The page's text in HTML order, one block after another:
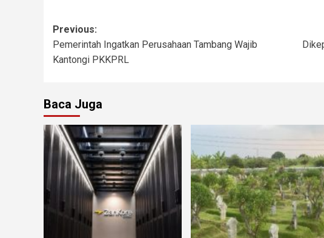
Previous:
Pemerintah Ingatkan Perusahaan Tambang Wajib
Kantongi PKKPRL
Baca Juga